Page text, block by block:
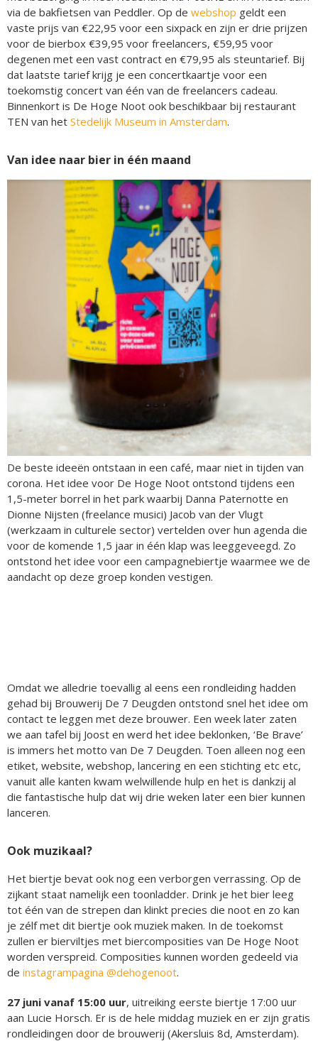
via de bakfietsen van Peddler. Op de webshop geldt een
vaste prijs van €22,95 voor een sixpack en zijn er drie prijzen
voor de bierbox €39,95 voor freelancers, €59,95 voor
degenen met een vast contract en €79,95 als steuntarief. Bij
dat laatste tarief krijg je een concertkaartje voor een
toekomstig concert van één van de freelancers cadeau.
Binnenkort is De Hoge Noot ook beschikbaar bij restaurant
TEN van het Stedelijk Museum in Amsterdam.
Van idee naar bier in één maand
De beste ideeën ontstaan in een café, maar niet in tijden van
corona. Het idee voor De Hoge Noot ontstond tijdens een
1,5-meter borrel in het park waarbij Danna Paternotte en
Dionne Nijsten (freelance musici) Jacob van der Vlugt
(werkzaam in culturele sector) vertelden over hun agenda die
voor de komende 1,5 jaar in één klap was leeggeveegd. Zo
ontstond het idee voor een campagnebiertje waarmee we de
aandacht op deze groep konden vestigen.
Omdat we alledrie toevallig al eens een rondleiding hadden
gehad bij Brouwerij De 7 Deugden ontstond snel het idee om
contact te leggen met deze brouwer. Een week later zaten
we aan tafel bij Joost en werd het idee beklonken, ‘Be Brave’
is immers het motto van De 7 Deugden. Toen alleen nog een
etiket, website, webshop, lancering en een stichting etc etc,
vanuit alle kanten kwam welwillende hulp en het is dankzij al
die fantastische hulp dat wij drie weken later een bier kunnen
lanceren.
Ook muzikaal?
Het biertje bevat ook nog een verborgen verrassing. Op de
zijkant staat namelijk een toonladder. Drink je het bier leeg
tot één van de strepen dan klinkt precies die noot en zo kan
je zélf met dit biertje ook muziek maken. In de toekomst
zullen er bierviltjes met biercomposities van De Hoge Noot
worden verspreid. Composities kunnen worden gedeeld via
de instagrampagina @dehogenoot.
27 juni vanaf 15:00 uur, uitreiking eerste biertje 17:00 uur
aan Lucie Horsch. Er is de hele middag muziek en er zijn gratis
rondleidingen door de brouwerij (Akersluis 8d, Amsterdam).